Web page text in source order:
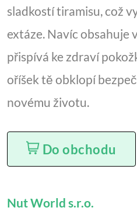
sladkostí tiramisu, což
extáze. Navíc obsahuje
přispívá ke zdraví
oříšek tě obklopí
novému životu.
Do obchodu
Nut World s.r.o.